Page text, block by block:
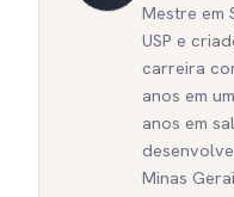
Mestre em
USP e
carreira
anos em
anos em
Minas